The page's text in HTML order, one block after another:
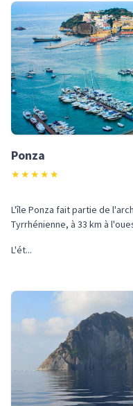
Ponza
★★★★★
L'île Ponza fait partie de
Tyrrhénienne, à 33 km à
L'ét...